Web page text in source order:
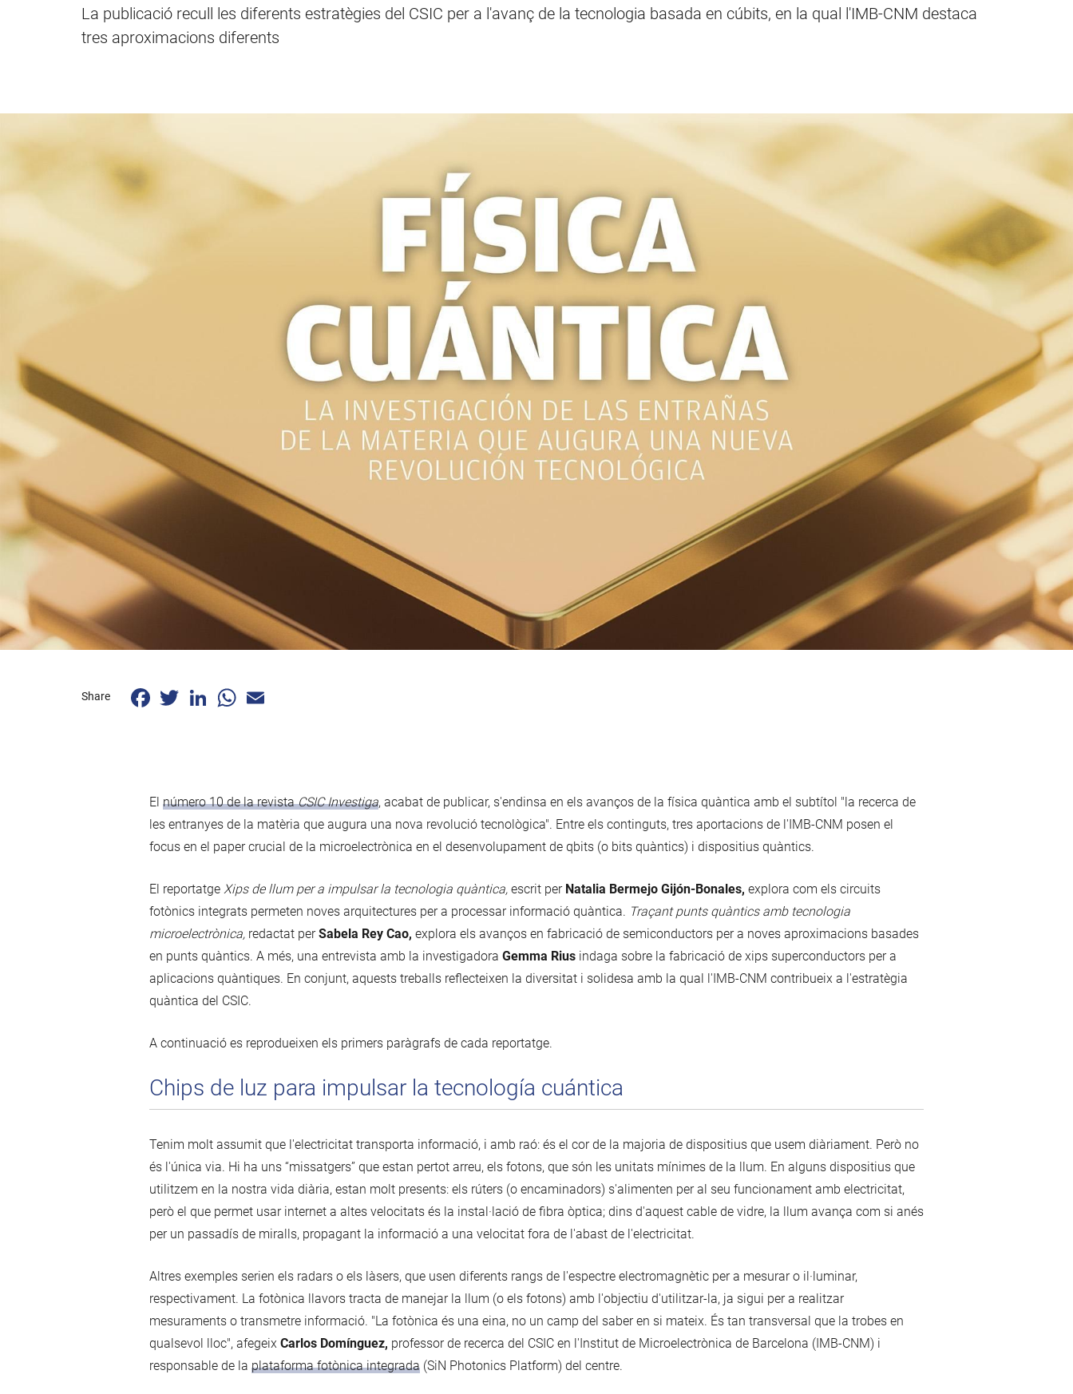
La publicació recull les diferents estratègies del CSIC per a l'avanç de la tecnologia basada en cúbits, en la qual l'IMB-CNM destaca
tres aproximacions diferents
Share FacebookTwitterLinkedInWhatsApp
El número 10 de la revistaCSIC Investiga, acabat de publicar, s'endinsa en els avanços de la física quàntica amb el subtítol "la recerca de
les entranyes de la matèria que augura una nova revolució tecnològica". Entre els continguts, tres aportacions de l'IMB-CNM posen el
focus en el paper crucial de la microelectrònica en el desenvolupament de qbits (o bits quàntics) i dispositius quàntics.
El reportatge Xips de llum per a impulsar la tecnologia quàntica, escrit per Natalia Bermejo Gijón-Bonales, explora com els circuits
fotònics integrats permeten noves arquitectures per a processar informació quàntica. Traçant punts quàntics amb tecnologia
microelectrònica, redactat perSabela Rey Cao, explora els avanços en fabricació de semiconductors per a noves aproximacions basades
en punts quàntics. A més, una entrevista amb la investigadora Gemma Rius indaga sobre la fabricació de xips superconductors per a
aplicacions quàntiques. En conjunt, aquests treballs reflecteixen la diversitat i solidesa amb la qual l'IMB-CNM contribueix a l'estratègia
quàntica del CSIC.
A continuació es reprodueixen els primers paràgrafs de cada reportatge.
Chips de luz para impulsar la tecnología cuántica
Tenim molt assumit que l'electricitat transporta informació, i amb raó: és el cor de la majoria de dispositius que usem diàriament. Però no
és l'única via. Hi ha uns “missatgers” que estan pertot arreu, els fotons, que són les unitats mínimes de la llum. En alguns dispositius que
utilitzem en la nostra vida diària, estan molt presents: els rúters (o encaminadors) s'alimenten per al seu funcionament amb electricitat,
però el que permet usar internet a altes velocitats és la instal·lació de fibra òptica; dins d'aquest cable de vidre, la llum avança com si anés
per un passadís de miralls, propagant la informació a una velocitat fora de l'abast de l'electricitat.
Altres exemples serien els radars o els làsers, que usen diferents rangs de l'espectre electromagnètic per a mesurar o il·luminar,
respectivament. La fotònica llavors tracta de manejar la llum (o els fotons) amb l'objectiu d'utilitzar-la, ja sigui per a realitzar
mesuraments o transmetre informació. "La fotònica és una eina, no un camp del saber en si mateix. És tan transversal que la trobes en
qualsevol lloc", afegeix Carlos Domínguez, professor de recerca del CSIC en l'Institut de Microelectrònica de Barcelona (IMB-CNM) i
responsable de la plataforma fotònica integrada (SiN Photonics Platform) del centre.